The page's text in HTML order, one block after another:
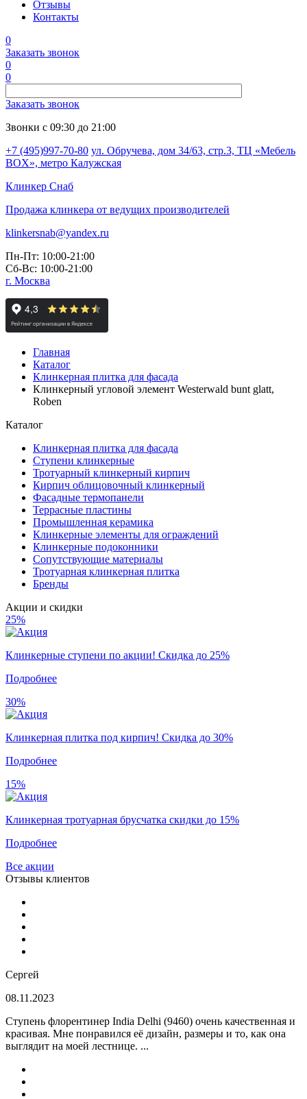
Отзывы
Контакты
0
Заказать звонок
0
0
Заказать звонок
Звонки с 09:30 до 21:00
+7 (495)997-70-80 ул. Обручева, дом 34/63, стр.3, ТЦ «Мебель
BOX», метро Калужская
Клинкер Снаб
Продажа клинкера от ведущих производителей
klinkersnab@yandex.ru
Пн-Пт: 10:00-21:00
Сб-Вс: 10:00-21:00
г. Москва
Главная
Каталог
Клинкерная плитка для фасада
Клинкерный угловой элемент Westerwald bunt glatt,
Roben
Каталог
Клинкерная плитка для фасада
Ступени клинкерные
Тротуарный клинкерный кирпич
Кирпич облицовочный клинкерный
Фасадные термопанели
Террасные пластины
Промышленная керамика
Клинкерные элементы для ограждений
Клинкерные подоконники
Сопутствующие материалы
Тротуарная клинкерная плитка
Бренды
Акции и скидки
25%
Клинкерные ступени по акции! Скидка до 25%
Подробнее
30%
Клинкерная плитка под кирпич! Скидка до 30%
Подробнее
15%
Клинкерная тротуарная брусчатка скидки до 15%
Подробнее
Все акции
Отзывы клиентов
Сергей
08.11.2023
Ступень флорентинер India Delhi (9460) очень качественная и
красивая. Мне понравился её дизайн, размеры и то, как она
выглядит на моей лестнице. ...